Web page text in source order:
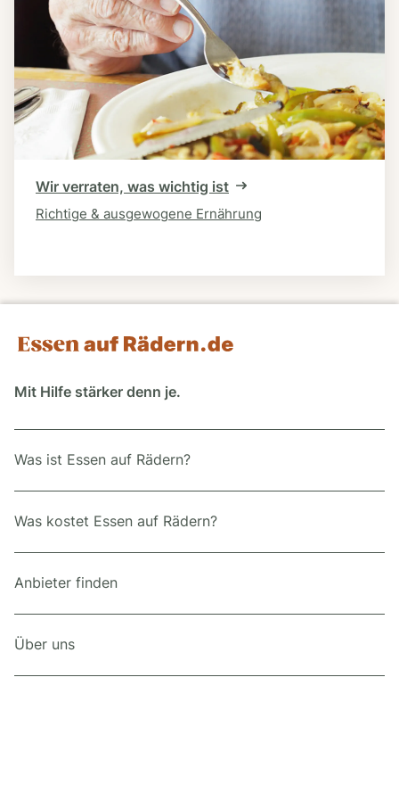
Wir verraten, was wichtig ist
Richtige & ausgewogene Ernährung
Mit Hilfe stärker denn je.
Was ist Essen auf Rädern?
Was kostet Essen auf Rädern?
Anbieter finden
Über uns